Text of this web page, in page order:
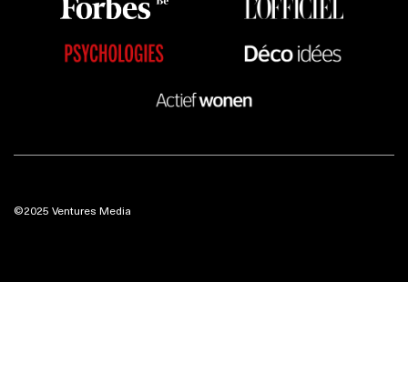
©2025 Ventures Media